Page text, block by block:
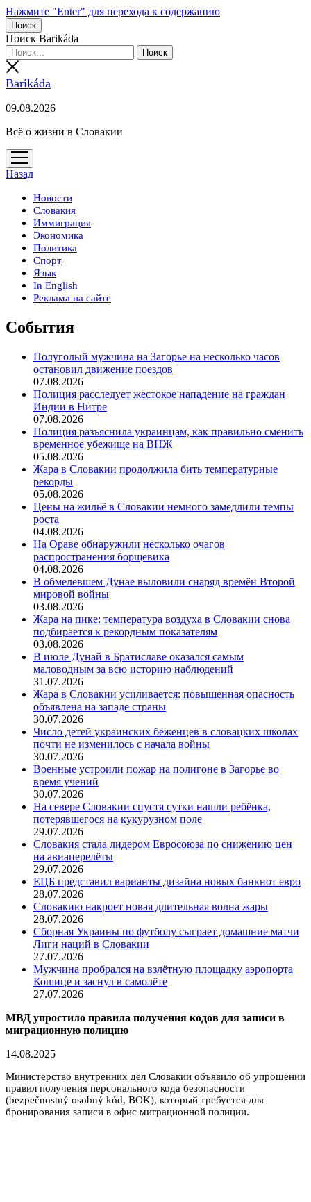
Нажмите "Enter" для перехода к содержанию
Поиск
Поиск Barikáda
Barikáda
09.08.2026
Всё о жизни в Словакии
открыть
меню
Назад
Новости
Словакия
Иммиграция
Экономика
Политика
Спорт
Язык
In English
Реклама на сайте
События
Полуголый мужчина на Загорье на несколько часов
остановил движение поездов
07.08.2026
Полиция расследует жестокое нападение на граждан
Индии в Нитре
07.08.2026
Полиция разъяснила украинцам, как правильно сменить
временное убежище на ВНЖ
05.08.2026
Жара в Словакии продолжила бить температурные
рекорды
05.08.2026
Цены на жильё в Словакии немного замедлили темпы
роста
04.08.2026
На Ораве обнаружили несколько очагов
распространения борщевика
04.08.2026
В обмелевшем Дунае выловили снаряд времён Второй
мировой войны
03.08.2026
Жара на пике: температура воздуха в Словакии снова
подбирается к рекордным показателям
03.08.2026
В июле Дунай в Братиславе оказался самым
маловодным за всю историю наблюдений
31.07.2026
Жара в Словакии усиливается: повышенная опасность
объявлена на западе страны
30.07.2026
Число детей украинских беженцев в словацких школах
почти не изменилось с начала войны
30.07.2026
Военные устроили пожар на полигоне в Загорье во
время учений
30.07.2026
На севере Словакии спустя сутки нашли ребёнка,
потерявшегося на кукурузном поле
29.07.2026
Словакия стала лидером Евросоюза по снижению цен
на авиаперелёты
29.07.2026
ЕЦБ представил варианты дизайна новых банкнот евро
28.07.2026
Словакию накроет новая длительная волна жары
28.07.2026
Сборная Украины по футболу сыграет домашние матчи
Лиги наций в Словакии
27.07.2026
Мужчина пробрался на взлётную площадку аэропорта
Кошице и заснул в самолёте
27.07.2026
МВД упростило правила получения кодов для записи в
миграционную полицию
14.08.2025
Министерство внутренних дел Словакии объявило об упрощении
правил получения персонального кода безопасности
(bezpečnostný osobný kód, BOK), который требуется для
бронирования записи в офис миграционной полиции.